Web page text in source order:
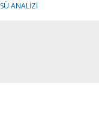
ANALIZI